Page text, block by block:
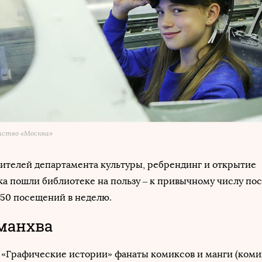
«Москва»
департамента культуры, ребрендинг и открытие
пошли библиотеке на пользу – к привычному числу
посещений в неделю.
истории» фанаты комиксов и манги